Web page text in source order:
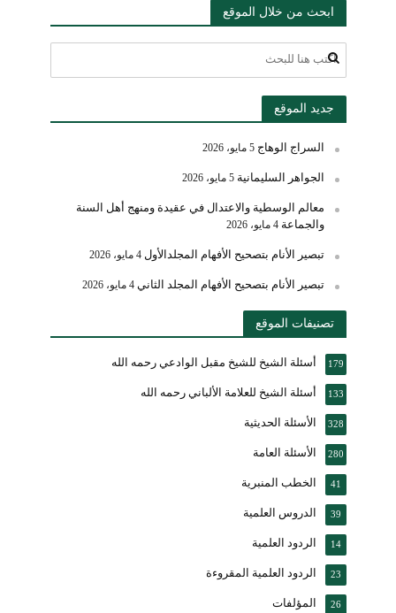
ابحث من خلال الموقع
جديد الموقع
السراج الوهاج 5 مايو، 2026
الجواهر السليمانية 5 مايو، 2026
معالم الوسطية والاعتدال في عقيدة ومنهج أهل السنة
والجماعة 4 مايو، 2026
تبصير الأنام بتصحيح الأفهام المجلدالأول 4 مايو، 2026
تبصير الأنام بتصحيح الأفهام المجلد الثاني 4 مايو، 2026
تصنيفات الموقع
أسئلة الشيخ للشيخ مقبل الوادعي رحمه الله 179
أسئلة الشيخ للعلامة الألباني رحمه الله 133
الأسئلة الحديثية 328
الأسئلة العامة 280
الخطب المنبرية 41
الدروس العلمية 39
الردود العلمية 14
الردود العلمية المقروءة 23
المؤلفات 26